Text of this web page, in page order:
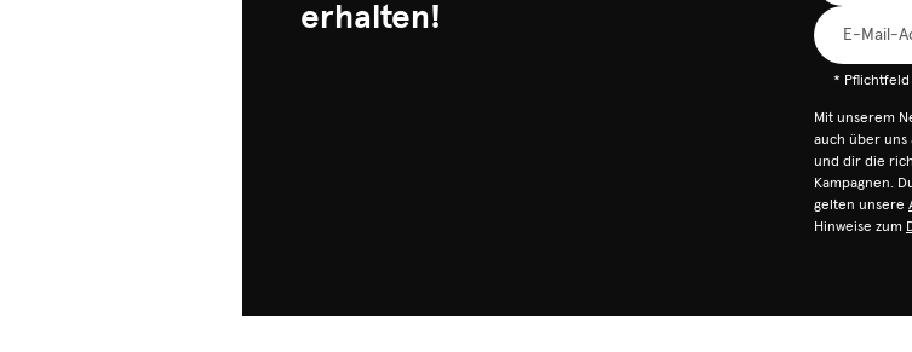
erhalten!
* Pflichtfeld
Mit unserem
auch über uns
und dir die
Kampagnen.
gelten unsere
Hinweise zum